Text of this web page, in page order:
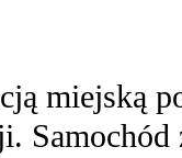
miejską
Samochód